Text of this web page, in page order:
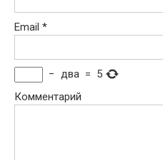
Email *
− два = 5
Комментарий